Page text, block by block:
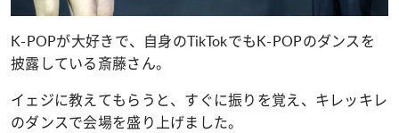
K-POPが大好きで、自身のTikTokでもK-POPのダンスを
披露している斎藤さん。
イェジに教えてもらうと、すぐに振りを覚え、キレッキレ
のダンスで会場を盛り上げました。